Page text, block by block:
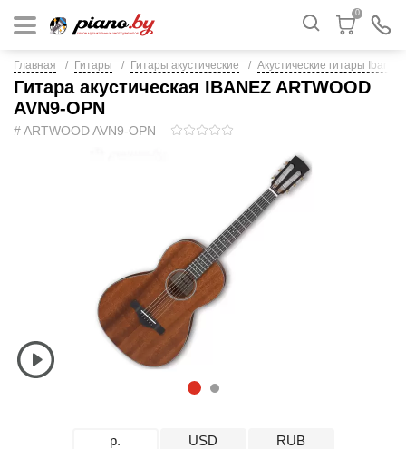
0
Главная Гитары Гитары акустические Акустические гитары Ibanez
Гитара акустическая IBANEZ ARTWOOD
AVN9-OPN
# ARTWOOD AVN9-OPN
1 2
р. USD RUB